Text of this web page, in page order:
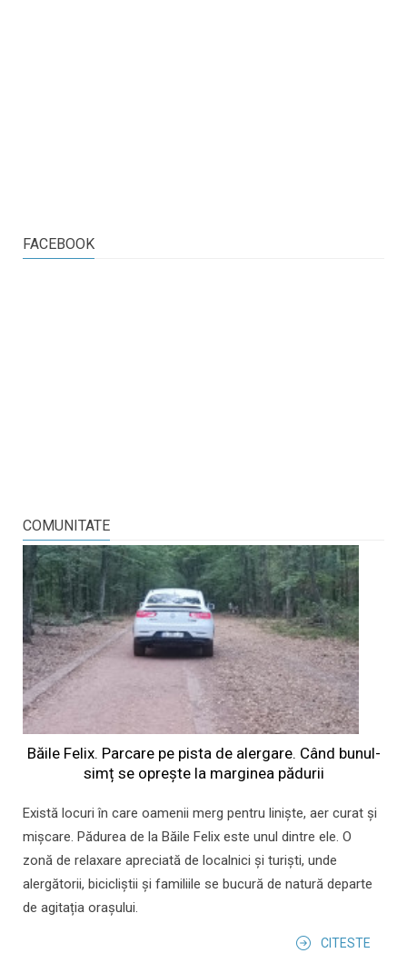
FACEBOOK
COMUNITATE
Băile Felix. Parcare pe pista de alergare. Când bunul-
simț se oprește la marginea pădurii
Există locuri în care oamenii merg pentru liniște, aer curat și
mișcare. Pădurea de la Băile Felix este unul dintre ele. O
zonă de relaxare apreciată de localnici și turiști, unde
alergătorii, bicicliștii și familiile se bucură de natură departe
de agitația orașului.
CITESTE